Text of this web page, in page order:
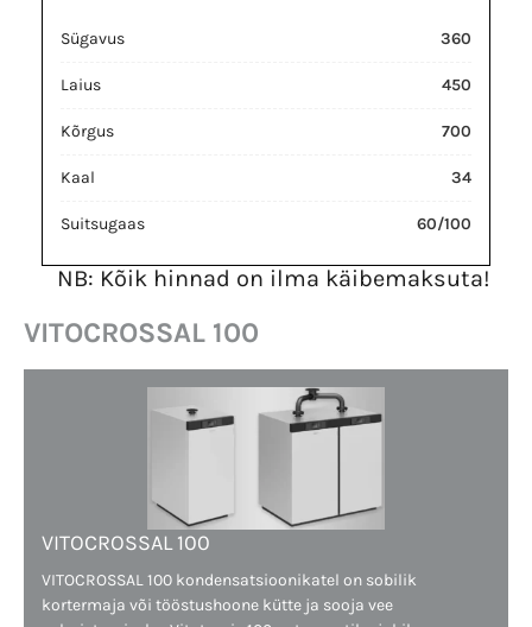
Sügavus 360
Laius 450
Kõrgus 700
Kaal 34
Suitsugaas 60/100
NB: Kõik hinnad on ilma käibemaksuta!
VITOCROSSAL 100
VITOCROSSAL 100
VITOCROSSAL 100 kondensatsioonikatel on sobilik
kortermaja või tööstushoone kütte ja sooja vee